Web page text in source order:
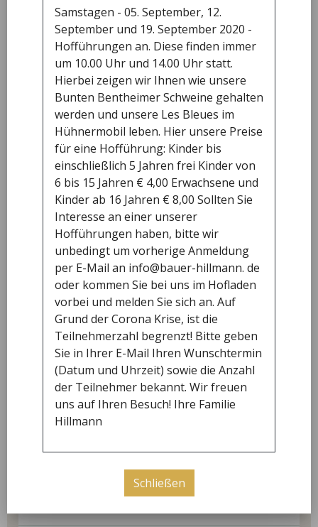
einer ca.2 ha großen Streuobstwiese mit alten
Obstsorten (Äpfel, Birnen, Kirschen Pflaumen,
Pfirsiche und Walnuss Bäumen). Wir züchten unsere
Jungtiere (sowohl bei den Schweinen wie auch bei
den Hühnern) selbst. Die Tiere werden von einer
kleinen Schlachterei unseres Vertrauens
geschlachtet, zerlegt und zu Wurst verarbeitet. Das
Verpacken und die anschließende Logistik
übernehmen wir selber. Besuchen Sie auch unsere
Webseite (https://bauer-hillmann.de) und unseren
Hofladen.
öffnungszeiten
Donnerstag
14:30 - 18:00
Freitag
14:30 - 18:00
Samstag
10:0 - 14:00
neuigkeiten
Samstagen - 05. September, 12.
September und 19. September 2020 -
Hofführungen an. Diese finden immer
um 10.00 Uhr und 14.00 Uhr statt.
Hierbei zeigen wir Ihnen wie unsere
Bunten Bentheimer Schweine gehalten
werden und unsere Les Bleues im
Hühnermobil leben. Hier unsere Preise
für eine Hofführung: Kinder bis
einschließlich 5 Jahren frei Kinder von
6 bis 15 Jahren € 4,00 Erwachsene und
Kinder ab 16 Jahren € 8,00 Sollten Sie
Interesse an einer unserer
Hofführungen haben, bitte wir
unbedingt um vorherige Anmeldung
per E-Mail an info@bauer-hillmann. de
oder kommen Sie bei uns im Hofladen
vorbei und melden Sie sich an. Auf
Grund der Corona Krise, ist die
Teilnehmerzahl begrenzt! Bitte geben
Sie in Ihrer E-Mail Ihren Wunschtermin
(Datum und Uhrzeit) sowie die Anzahl
der Teilnehmer bekannt. Wir freuen
uns auf Ihren Besuch! Ihre Familie
Hillmann
Schließen